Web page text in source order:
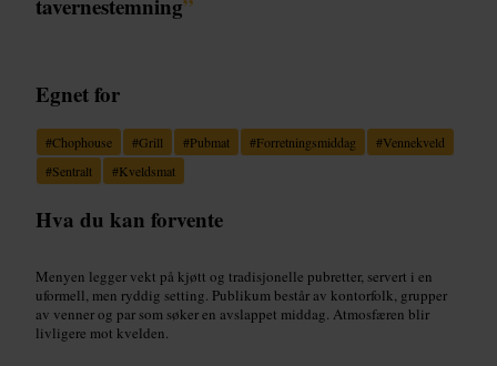
Egnet for
#Chophouse #Grill #Pubmat #Forretningsmiddag #Vennekveld
#Sentralt #Kveldsmat
Hva du kan forvente
Menyen legger vekt på kjøtt og tradisjonelle pubretter, servert i en
uformell, men ryddig setting. Publikum består av kontorfolk, grupper
av venner og par som søker en avslappet middag. Atmosfæren blir
livligere mot kvelden.